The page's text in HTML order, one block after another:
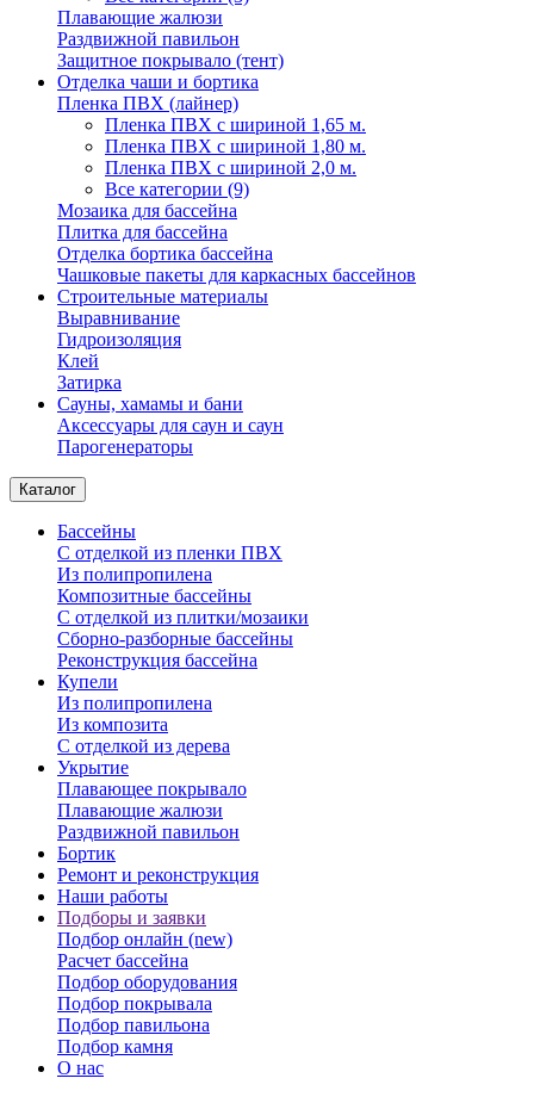
Плавающие жалюзи
Раздвижной павильон
Защитное покрывало (тент)
Отделка чаши и бортика
Пленка ПВХ (лайнер)
Пленка ПВХ с шириной 1,65 м.
Пленка ПВХ с шириной 1,80 м.
Пленка ПВХ с шириной 2,0 м.
Все категории (9)
Мозаика для бассейна
Плитка для бассейна
Отделка бортика бассейна
Чашковые пакеты для каркасных бассейнов
Строительные материалы
Выравнивание
Гидроизоляция
Клей
Затирка
Сауны, хамамы и бани
Аксессуары для саун и саун
Парогенераторы
Каталог
Бассейны
С отделкой из пленки ПВХ
Из полипропилена
Композитные бассейны
С отделкой из плитки/мозаики
Сборно-разборные бассейны
Реконструкция бассейна
Купели
Из полипропилена
Из композита
С отделкой из дерева
Укрытие
Плавающее покрывало
Плавающие жалюзи
Раздвижной павильон
Бортик
Ремонт и реконструкция
Наши работы
Подборы и заявки
Подбор онлайн (new)
Расчет бассейна
Подбор оборудования
Подбор покрывала
Подбор павильона
Подбор камня
О нас